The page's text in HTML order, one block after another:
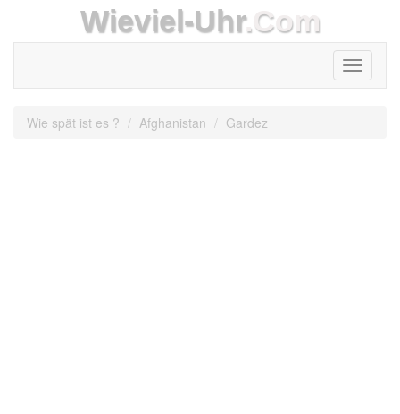
Wieviel-Uhr.Com
Toggle
Wie spät ist es ? Afghanistan Gardez